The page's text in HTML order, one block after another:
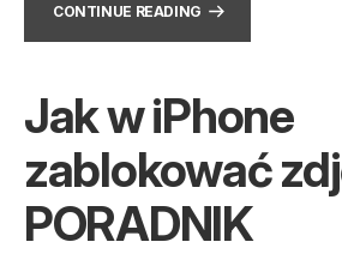
CONTINUE READING
Jak w iPhone
zablokować
PORADNIK